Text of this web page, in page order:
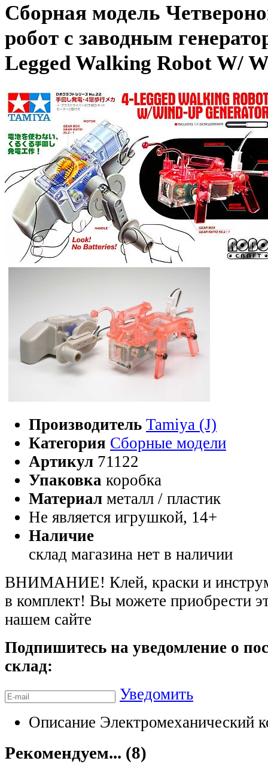
Сборная модель
робот с заводным
Legged Walking Robot W/
Производитель Tamiya (J)
Категория Сборные модели
Артикул 71122
Упаковка коробка
Материал металл / пластик
Не является игрушкой, 14+
Наличие
склад магазина нет в наличии
ВНИМАНИЕ! Клей, краски и
в комплект! Вы можете приобрести
нашем сайте
Подпишитесь на уведомление о
склад:
Уведомить
Описание Электромеханический
Рекомендуем... (8)